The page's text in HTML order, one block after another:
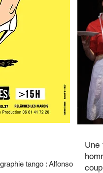
tango : Alfonso
Une